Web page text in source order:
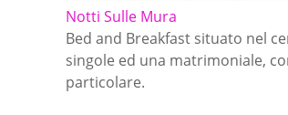
Notti Sulle Mura
Bed and Breakfast situato nel
singole ed una matrimoniale,
particolare.